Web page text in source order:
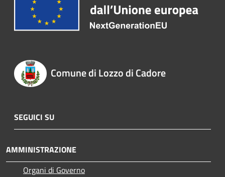
Comune di Lozzo di Cadore
SEGUICI SU
AMMINISTRAZIONE
Organi di Governo